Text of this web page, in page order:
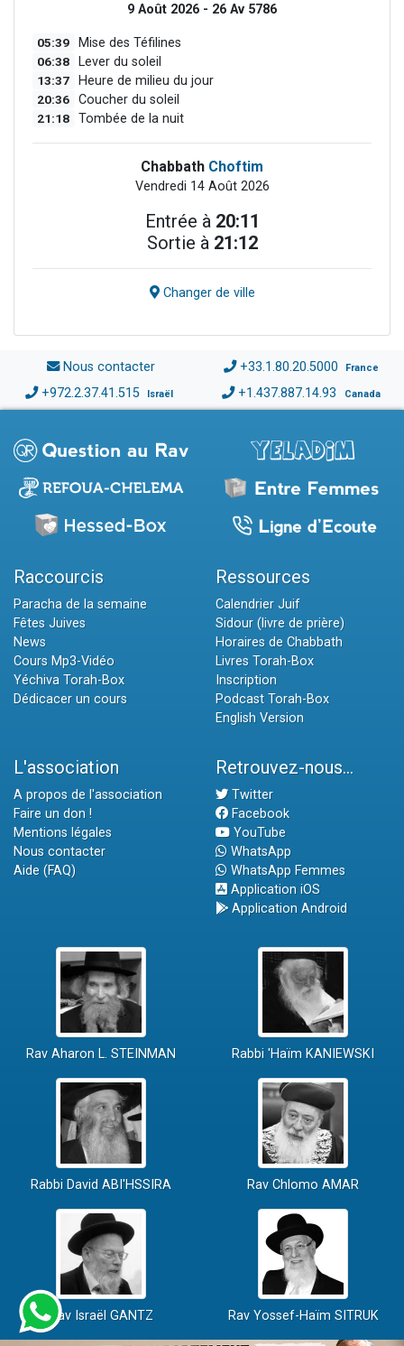
9 Août 2026 - 26 Av 5786
05:39 Mise des Téfilines
06:38 Lever du soleil
13:37 Heure de milieu du jour
20:36 Coucher du soleil
21:18 Tombée de la nuit
Chabbath Choftim
Vendredi 14 Août 2026
Entrée à 20:11
Sortie à 21:12
Changer de ville
Nous contacter +33.1.80.20.5000 France
+972.2.37.41.515 Israël +1.437.887.14.93 Canada
Raccourcis
Paracha de la semaine
Fêtes Juives
News
Cours Mp3-Vidéo
Yéchiva Torah-Box
Dédicacer un cours
Ressources
Calendrier Juif
Sidour (livre de prière)
Horaires de Chabbath
Livres Torah-Box
Inscription
Podcast Torah-Box
English Version
L'association
A propos de l'association
Faire un don !
Mentions légales
Nous contacter
Aide (FAQ)
Retrouvez-nous...
Twitter
Facebook
YouTube
WhatsApp
WhatsApp Femmes
Application iOS
Application Android
Rav Aharon L. STEINMAN Rabbi 'Haïm KANIEWSKI
Rabbi David ABI'HSSIRA Rav Chlomo AMAR
Rav Israël GANTZ Rav Yossef-Haïm SITRUK